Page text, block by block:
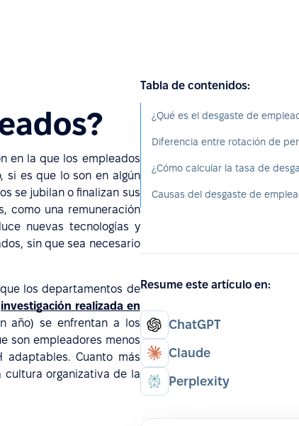
en la que los empleados
si es que lo son en algún
se jubilan o finalizan sus
como una remuneración
nuevas tecnologías y
sin que sea necesario
los departamentos de
investigación realizada en
año) se enfrentan a los
son empleadores menos
Cuanto más
cultura organizativa de la
Tabla de contenidos:
¿Qué es el desgaste de
Causas del desgaste de
Resume este artículo en:
ChatGPT
Claude
Perplexity